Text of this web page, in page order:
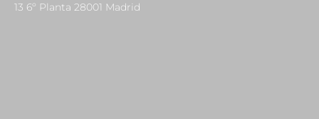
13 6º Planta 28001 Madrid